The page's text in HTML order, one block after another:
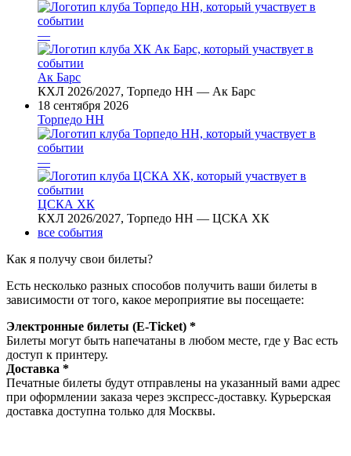
—
Ак Барс
КХЛ 2026/2027, Торпедо НН — Ак Барс
18 сентября 2026
Торпедо НН
—
ЦСКА ХК
КХЛ 2026/2027, Торпедо НН — ЦСКА ХК
все события
Как я получу свои билеты?
Есть несколько разных способов получить ваши билеты в
зависимости от того, какое мероприятие вы посещаете:
Электронные билеты (E-Ticket) *
Билеты могут быть напечатаны в любом месте, где у Вас есть
доступ к принтеру.
Доставка *
Печатные билеты будут отправлены на указанный вами адрес
при оформлении заказа через экспресс-доставку. Курьерская
доставка доступна только для Москвы.